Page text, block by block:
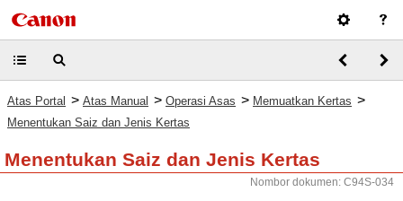
Atas Portal > Atas Manual > Operasi Asas > Memuatkan Kertas >
Menentukan Saiz dan Jenis Kertas
Menentukan Saiz dan Jenis Kertas
Nombor dokumen: C94S-034